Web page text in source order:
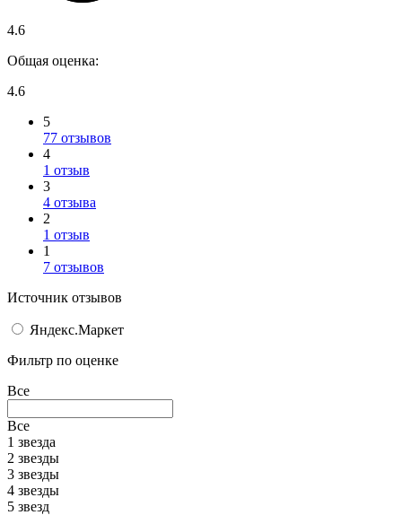
4.6
Общая оценка:
4.6
5
77 отзывов
4
1 отзыв
3
4 отзыва
2
1 отзыв
1
7 отзывов
Источник отзывов
Яндекс.Маркет
Фильтр по оценке
Все
Все
1 звезда
2 звезды
3 звезды
4 звезды
5 звезд